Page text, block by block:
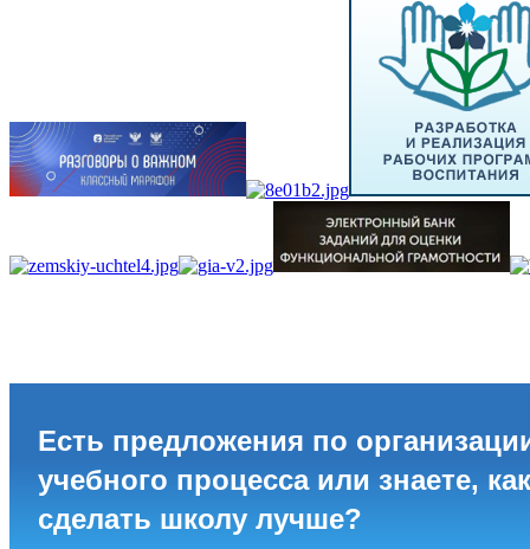
Есть предложения по
учебного процесса или знаете, как
сделать школу лучше?